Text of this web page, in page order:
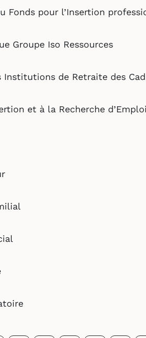
Fonds pour l’Insertion
Groupe Iso Ressources
Institutions de Retraite des
et à la Recherche d’Emploi